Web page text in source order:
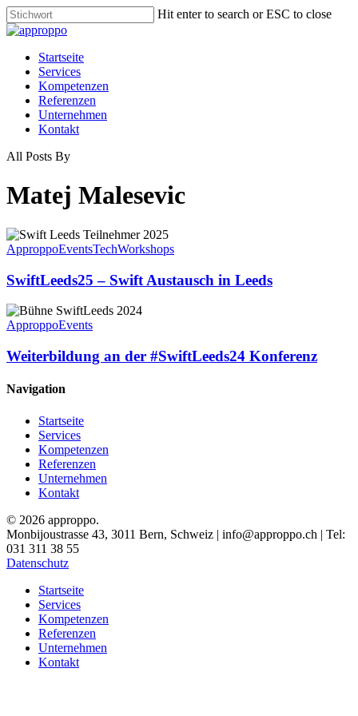
Skip
to
main
content
Hit enter to search or ESC to close
Close
Menu
Startseite
Services
Kompetenzen
Referenzen
Unternehmen
Kontakt
All Posts By
Matej Malesevic
ApproppoEventsTechWorkshops
SwiftLeeds25 – Swift Austausch in Leeds
ApproppoEvents
Weiterbildung an der #SwiftLeeds24 Konferenz
Navigation
Startseite
Services
Kompetenzen
Referenzen
Unternehmen
Kontakt
© 2026 approppo.
Monbijoustrasse 43, 3011 Bern, Schweiz | info@approppo.ch | Tel:
031 311 38 55
Datenschutz
Close
Menu
Startseite
Services
Kompetenzen
Referenzen
Unternehmen
Kontakt